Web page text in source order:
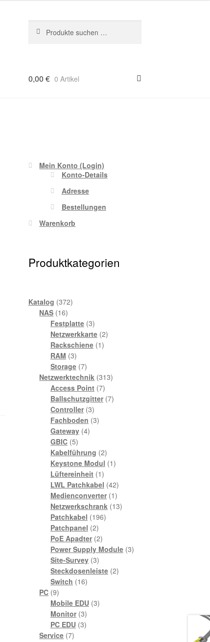
nach:
0,00 € 0 Artikel
Mein Konto (Login)
Konto-Details
Adresse
Bestellungen
Warenkorb
Produktkategorien
Katalog 372372
NAS 1616
Produkte
Festplatte 33
Produkte
Netzwerkkarte 22
Rackschiene 11
RAM 33
Produkte
Storage 77
Produkte
Netzwerktechnik 313313
Access Point 77
Produkte
Ballschutzgitter 77
Controller 33
Produkte
Fachboden 33
Gateway 44
GBIC 55
Produkte
Kabelführung 22
Produkte
Keystone Modul 11
Lüftereinheit 11
Produkt
LWL Patchkabel 4242
Produkte
Medienconverter 11
Produkt
Netzwerkschrank 1313
Patchkabel 196196
Patchpanel 22
Produkte
PoE Apadter 22
Produkte
Power Supply Module 33
Site-Survey 33
Produkte
Steckdosenleiste 22
Switch 1616
PC 99
Produkte
Mobile EDU 33
Monitor 33
Produkte
PC EDU 33
Service 77